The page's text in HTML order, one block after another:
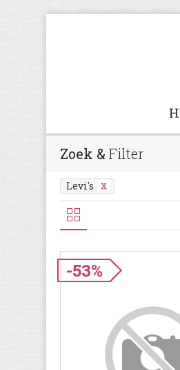
Zoek & Filter
Levi's
-53%